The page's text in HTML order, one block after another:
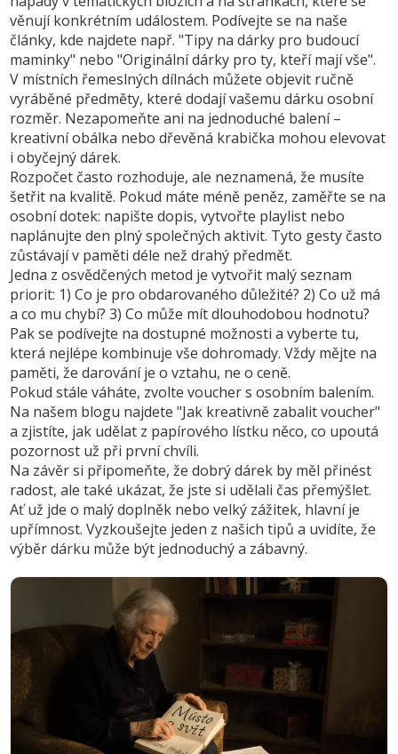
věnují konkrétním událostem. Podívejte se na naše
články, kde najdete např. "Tipy na dárky pro budoucí
maminky" nebo "Originální dárky pro ty, kteří mají vše".
V místních řemeslných dílnách můžete objevit ručně
vyráběné předměty, které dodají vašemu dárku osobní
rozměr. Nezapomeňte ani na jednoduché balení –
kreativní obálka nebo dřevěná krabička mohou elevovat
i obyčejný dárek.
Rozpočet často rozhoduje, ale neznamená, že musíte
šetřit na kvalitě. Pokud máte méně peněz, zaměřte se na
osobní dotek: napište dopis, vytvořte playlist nebo
naplánujte den plný společných aktivit. Tyto gesty často
zůstávají v paměti déle než drahý předmět.
Jedna z osvědčených metod je vytvořit malý seznam
priorit: 1) Co je pro obdarovaného důležité? 2) Co už má
a co mu chybí? 3) Co může mít dlouhodobou hodnotu?
Pak se podívejte na dostupné možnosti a vyberte tu,
která nejlépe kombinuje vše dohromady. Vždy mějte na
paměti, že darování je o vztahu, ne o ceně.
Pokud stále váháte, zvolte voucher s osobním balením.
Na našem blogu najdete "Jak kreativně zabalit voucher"
a zjistíte, jak udělat z papírového lístku něco, co upoutá
pozornost už při první chvíli.
Na závěr si připomeňte, že dobrý dárek by měl přinést
radost, ale také ukázat, že jste si udělali čas přemýšlet.
Ať už jde o malý doplněk nebo velký zážitek, hlavní je
upřímnost. Vyzkoušejte jeden z našich tipů a uvidíte, že
výběr dárku může být jednoduchý a zábavný.